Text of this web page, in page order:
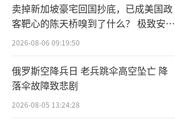
卖掉新加坡豪宅回国抄底，已成美国政
客靶心的陈天桥嗅到了什么？ 极致安全
的追寻
2026-08-06 09:19:50
俄罗斯空降兵日 老兵跳伞高空坠亡 降
落伞故障致悲剧
2026-08-05 13:24:28